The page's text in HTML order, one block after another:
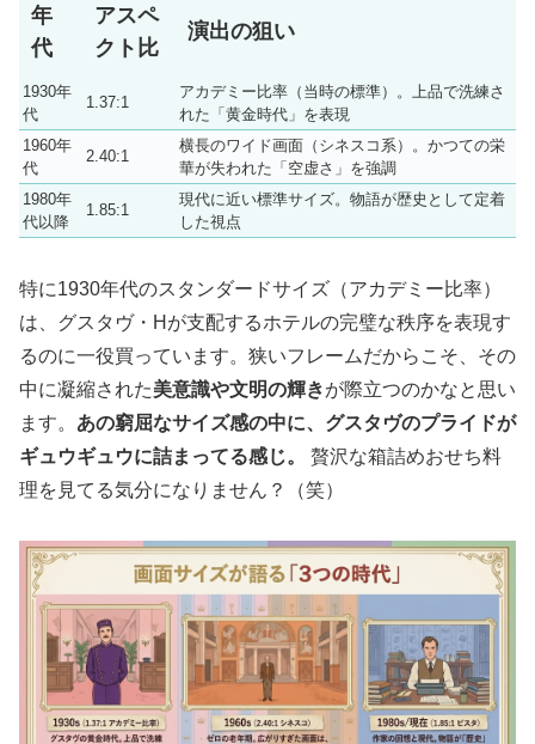
年
代
アスペ
クト比
演出の狙い
1930年
代
1.37:1
アカデミー比率（当時の標準）。上品で洗練さ
れた「黄金時代」を表現
1960年
代
2.40:1
横長のワイド画面（シネスコ系）。かつての栄
華が失われた「空虚さ」を強調
1980年
代以降
1.85:1
現代に近い標準サイズ。物語が歴史として定着
した視点
特に1930年代のスタンダードサイズ（アカデミー比率）
は、グスタヴ・Hが支配するホテルの完璧な秩序を表現す
るのに一役買っています。狭いフレームだからこそ、その
中に凝縮された美意識や文明の輝きが際立つのかなと思い
ます。 あの窮屈なサイズ感の中に、グスタヴのプライドが
ギュウギュウに詰まってる感じ。
贅沢な箱詰めおせち料
理を見てる気分になりません？（笑）